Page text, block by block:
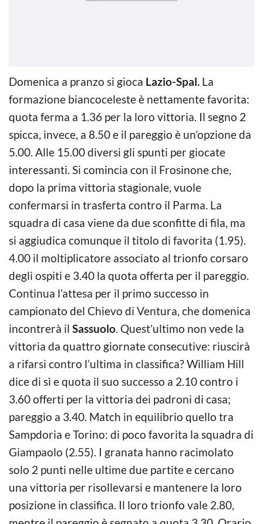
Domenica a pranzo si gioca Lazio-Spal. La
formazione biancoceleste è nettamente favorita:
quota ferma a 1.36 per la loro vittoria. Il segno 2
spicca, invece, a 8.50 e il pareggio è un’opzione da
5.00. Alle 15.00 diversi gli spunti per giocate
interessanti. Si comincia con il Frosinone che,
dopo la prima vittoria stagionale, vuole
confermarsi in trasferta contro il Parma. La
squadra di casa viene da due sconfitte di fila, ma
si aggiudica comunque il titolo di favorita (1.95).
4.00 il moltiplicatore associato al trionfo corsaro
degli ospiti e 3.40 la quota offerta per il pareggio.
Continua l’attesa per il primo successo in
campionato del Chievo di Ventura, che domenica
incontrerà il Sassuolo. Quest’ultimo non vede la
vittoria da quattro giornate consecutive: riuscirà
a rifarsi contro l’ultima in classifica? William Hill
dice di sì e quota il suo successo a 2.10 contro i
3.60 offerti per la vittoria dei padroni di casa;
pareggio a 3.40. Match in equilibrio quello tra
Sampdoria e Torino: di poco favorita la squadra di
Giampaolo (2.55). I granata hanno racimolato
solo 2 punti nelle ultime due partite e cercano
una vittoria per risollevarsi e mantenere la loro
posizione in classifica. Il loro trionfo vale 2.80,